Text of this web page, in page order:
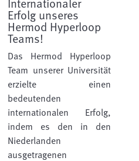
Erfolg unseres
Hermod Hyperloop
Teams!
Das Hermod Hyperloop
Team unserer Universität
erzielte einen
bedeutenden
internationalen Erfolg,
indem es den in den
Niederlanden
ausgetragenen